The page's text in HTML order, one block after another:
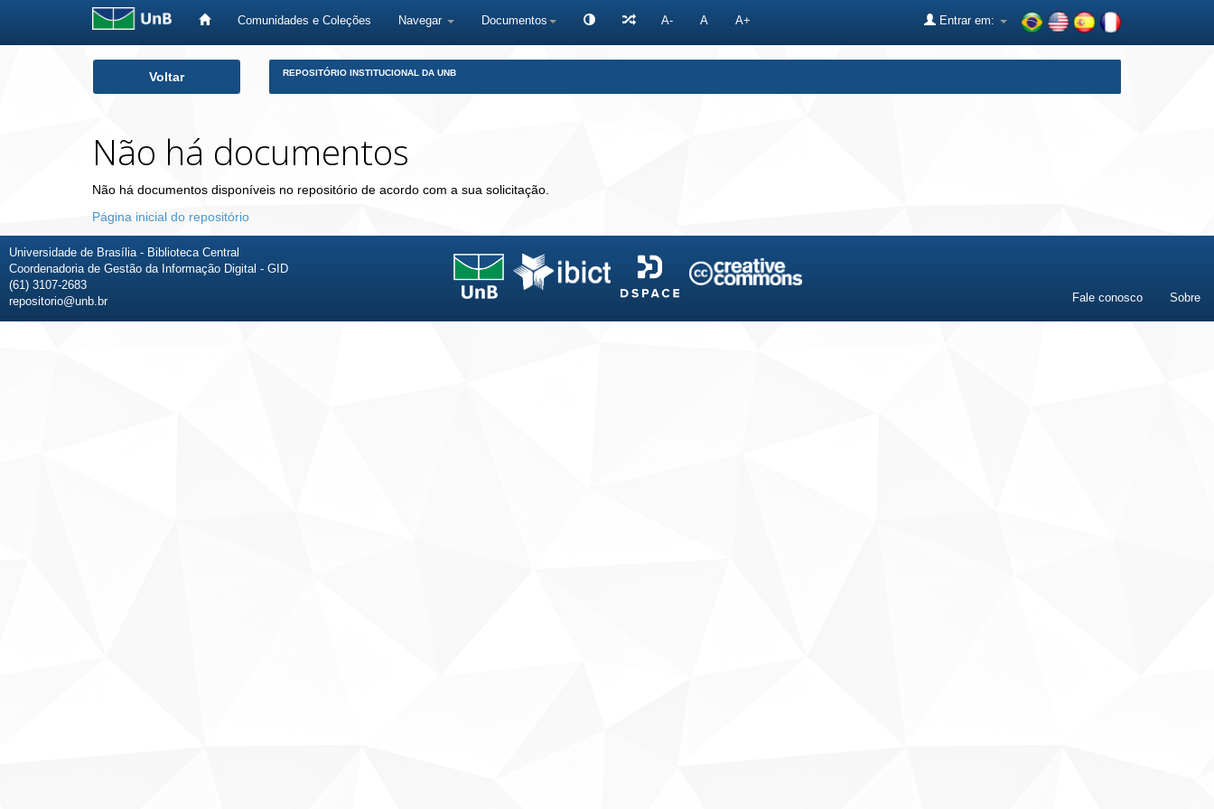
Comunidades e Coleções Navegar Documentos A- A A+ Entrar em:
Voltar REPOSITÓRIO INSTITUCIONAL DA UNB
Não há documentos
Não há documentos disponíveis no repositório de acordo com a sua solicitação.
Página inicial do repositório
Universidade de Brasília - Biblioteca Central
Coordenadoria de Gestão da Informação Digital - GID
(61) 3107-2683
repositorio@unb.br
Fale conosco Sobre